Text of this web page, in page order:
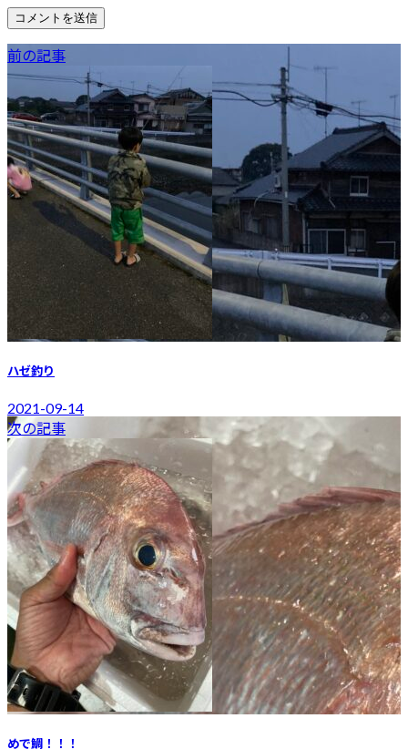
前の記事
ハゼ釣り
2021-09-14
次の記事
めで鯛！！！